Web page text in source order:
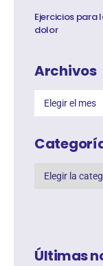
Ejercicios para
dolor
Archivos
Últimas